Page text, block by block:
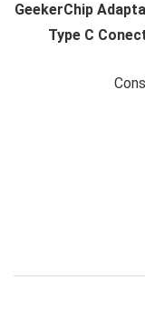
GeekerChip
Type C